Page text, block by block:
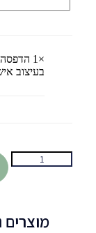
×1
בעיצוב
מוצרים